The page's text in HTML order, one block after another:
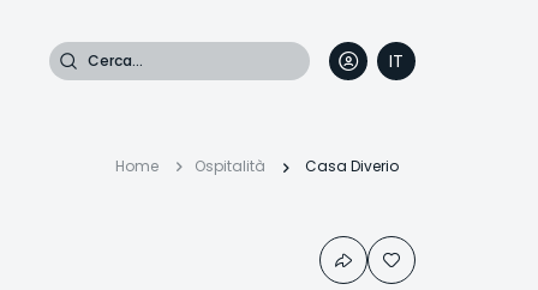
Cerca
IT
EN
FR
DE
Briciole
Home Ospitalità Casa Diverio